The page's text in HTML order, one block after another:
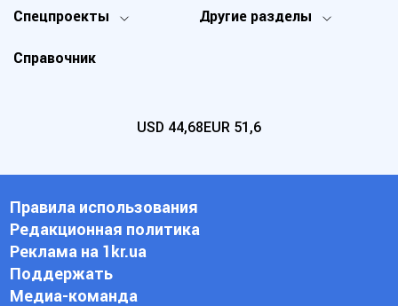
Спецпроекты Другие разделы
Справочник
USD 44,68EUR 51,6
Правила использования
Редакционная политика
Реклама на 1kr.ua
Поддержать
Медиа-команда